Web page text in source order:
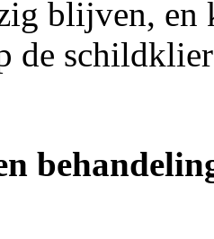
blijven, en
de